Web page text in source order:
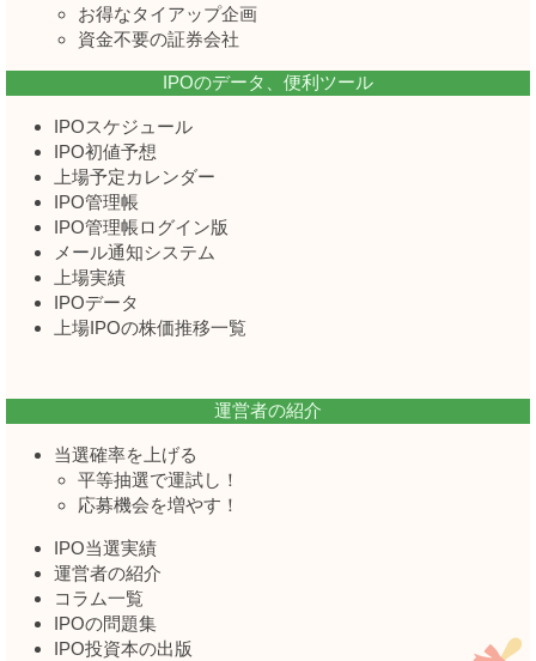
お得なタイアップ企画
資金不要の証券会社
IPOのデータ、便利ツール
IPOスケジュール
IPO初値予想
上場予定カレンダー
IPO管理帳
IPO管理帳ログイン版
メール通知システム
上場実績
IPOデータ
上場IPOの株価推移一覧
運営者の紹介
当選確率を上げる
平等抽選で運試し！
応募機会を増やす！
IPO当選実績
運営者の紹介
コラム一覧
IPOの問題集
IPO投資本の出版